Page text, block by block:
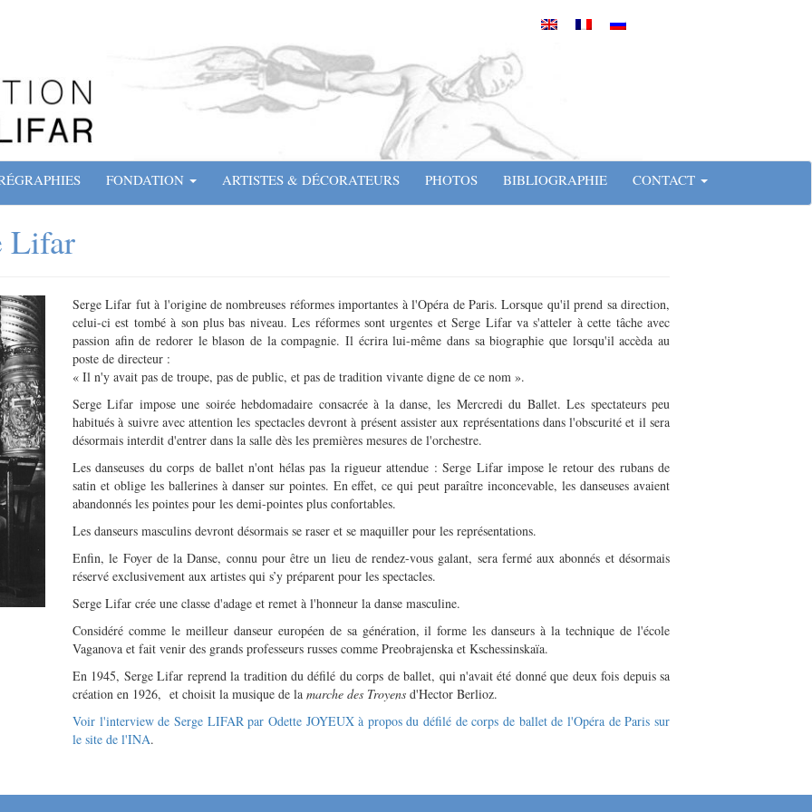
FONDATION ARTISTES & DÉCORATEURS PHOTOS BIBLIOGRAPHIE CONTACT
Lifar
Serge Lifar fut à l'origine de nombreuses réformes importantes à l'Opéra de Paris. Lorsque qu'il prend sa direction,
celui-ci est tombé à son plus bas niveau. Les réformes sont urgentes et Serge Lifar va s'atteler à cette tâche avec
passion afin de redorer le blason de la compagnie. Il écrira lui-même dans sa biographie que lorsqu'il accèda au
poste de directeur :
« Il n'y avait pas de troupe, pas de public, et pas de tradition vivante digne de ce nom ».
Serge Lifar impose une soirée hebdomadaire consacrée à la danse, les Mercredi du Ballet. Les spectateurs peu
habitués à suivre avec attention les spectacles devront à présent assister aux représentations dans l'obscurité et il sera
désormais interdit d'entrer dans la salle dès les premières mesures de l'orchestre.
Les danseuses du corps de ballet n'ont hélas pas la rigueur attendue : Serge Lifar impose le retour des rubans de
satin et oblige les ballerines à danser sur pointes. En effet, ce qui peut paraître inconcevable, les danseuses avaient
abandonnés les pointes pour les demi-pointes plus confortables.
Les danseurs masculins devront désormais se raser et se maquiller pour les représentations.
Enfin, le Foyer de la Danse, connu pour être un lieu de rendez-vous galant, sera fermé aux abonnés et désormais
réservé exclusivement aux artistes qui s’y préparent pour les spectacles.
Serge Lifar crée une classe d'adage et remet à l'honneur la danse masculine.
Considéré comme le meilleur danseur européen de sa génération, il forme les danseurs à la technique de l'école
Vaganova et fait venir des grands professeurs russes comme Preobrajenska et Kschessinskaïa.
En 1945, Serge Lifar reprend la tradition du défilé du corps de ballet, qui n'avait été donné que deux fois depuis sa
création en 1926, et choisit la musique de la marche des Troyens d'Hector Berlioz.
Voir l'interview de Serge LIFAR par Odette JOYEUX à propos du défilé de corps de ballet de l'Opéra de Paris sur
le site de l'INA.